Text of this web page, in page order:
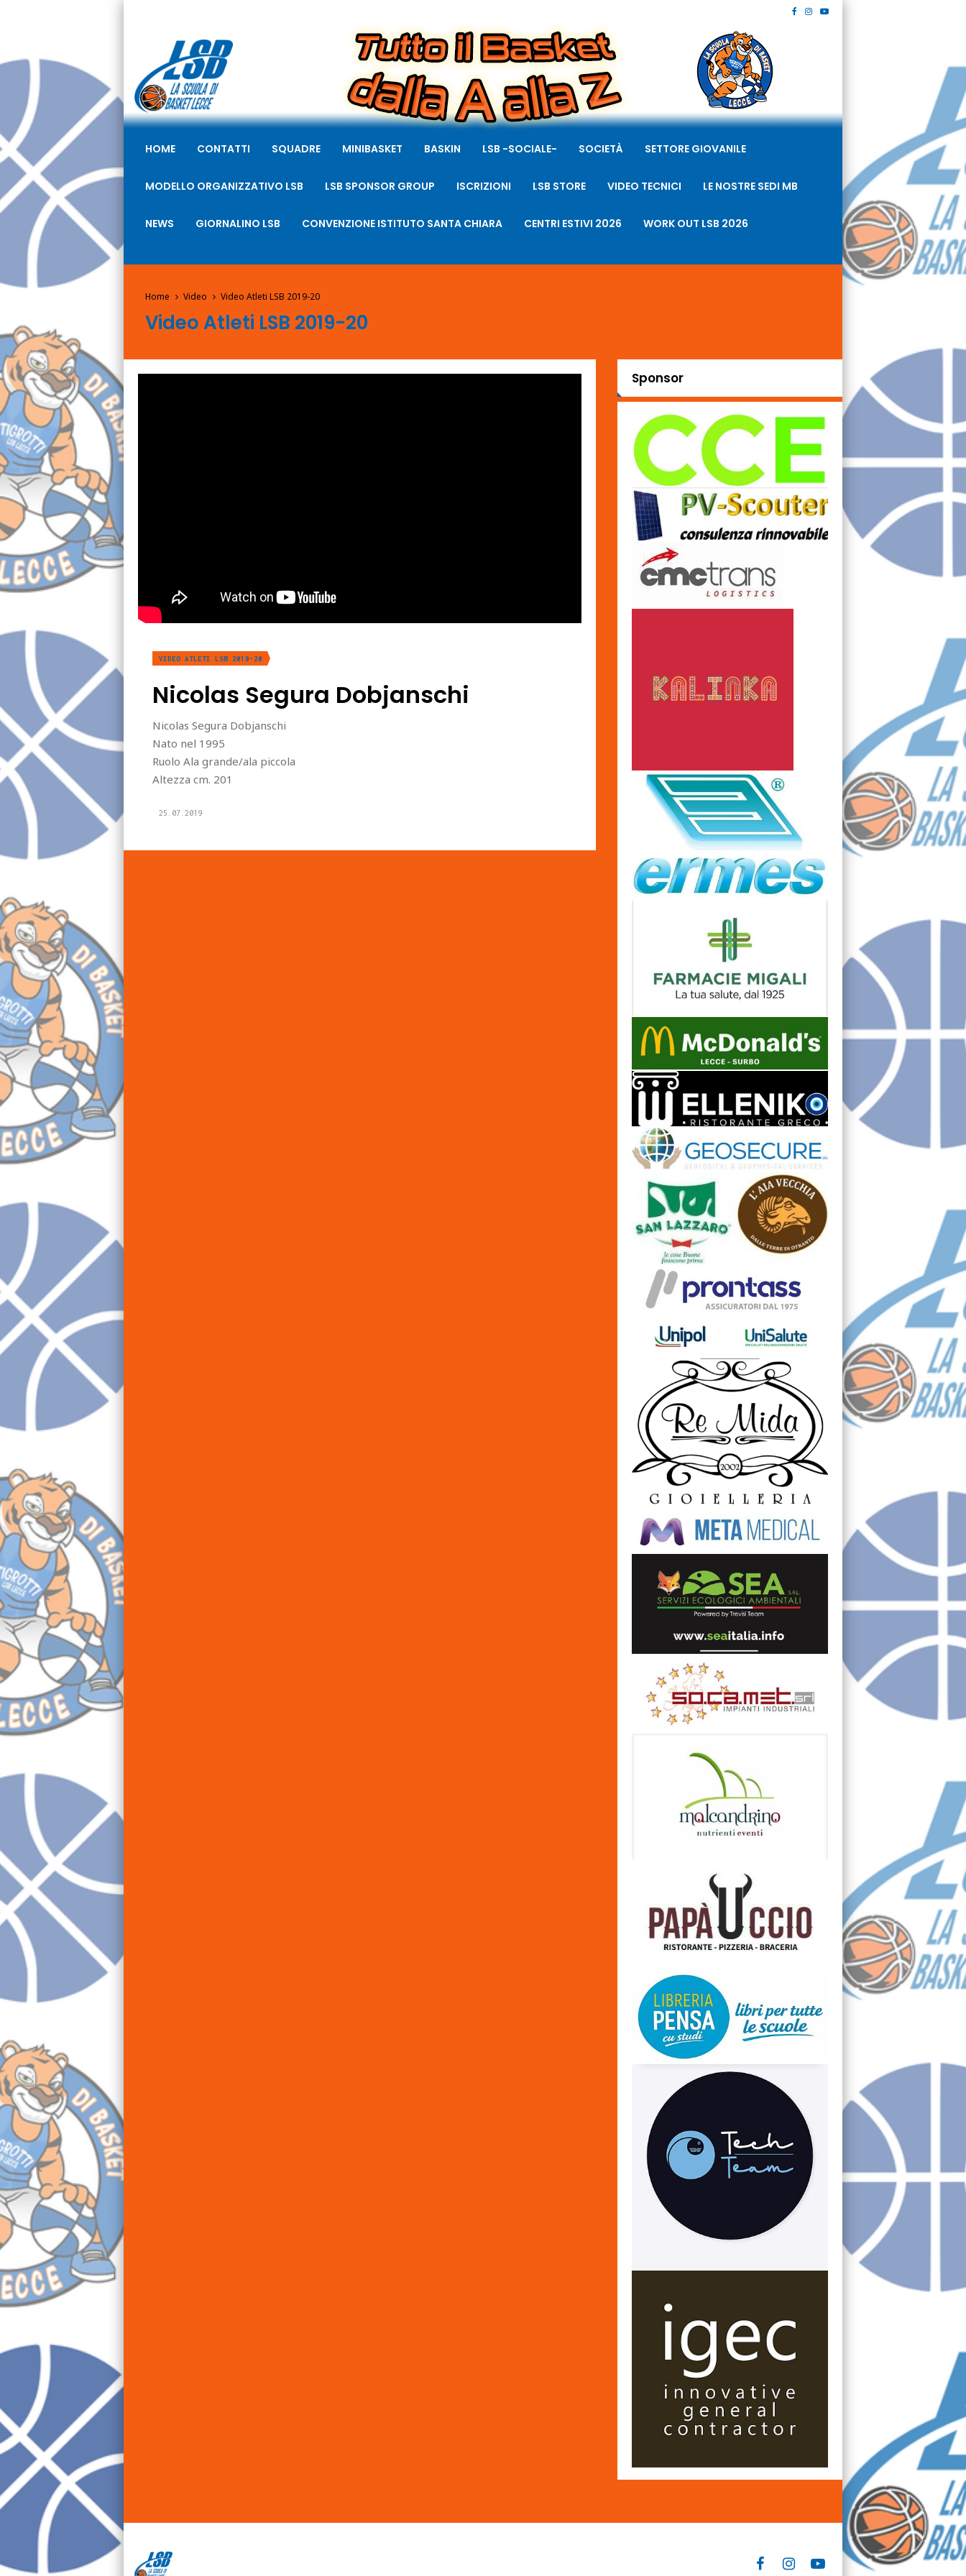
HOME CONTATTI SQUADRE MINIBASKET BASKIN LSB -SOCIALE- SOCIETÀ SETTORE GIOVANILE
MODELLO ORGANIZZATIVO LSB LSB SPONSOR GROUP ISCRIZIONI LSB STORE VIDEO TECNICI LE NOSTRE SEDI MB
NEWS GIORNALINO LSB CONVENZIONE ISTITUTO SANTA CHIARA CENTRI ESTIVI 2026 WORK OUT LSB 2026
Home Video Video Atleti LSB 2019-20
Video Atleti LSB 2019-20
VIDEO ATLETI LSB 2019-20
Nicolas Segura Dobjanschi
Nicolas Segura Dobjanschi
Nato nel 1995
Ruolo Ala grande/ala piccola
Altezza cm. 201
25.07.2019
Sponsor